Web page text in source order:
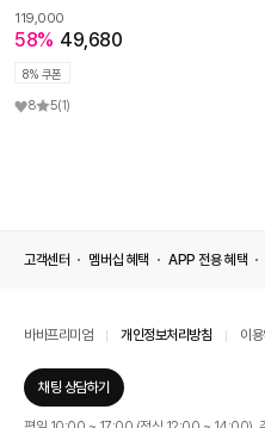
119,000
58% 49,680
8% 쿠폰
8 5(1)
고객센터 멤버십 혜택 APP 전용 혜택
바바프리미엄 개인정보처리방침 이
채팅 상담하기